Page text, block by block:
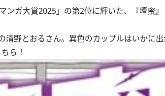
ンガ大賞2025」の第2位に輝いた、『壇蜜
野とおるさん。異色のカップルはいかに
ら！